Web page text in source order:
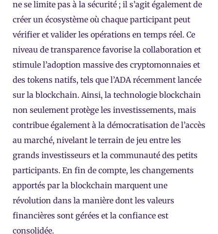
ne se limite pas à la sécurité ; il s’agit également de
créer un écosystème où chaque participant peut
vérifier et valider les opérations en temps réel. Ce
niveau de transparence favorise la collaboration et
stimule l’adoption massive des cryptomonnaies et
des tokens natifs, tels que l’ADA récemment lancée
sur la blockchain. Ainsi, la technologie blockchain
non seulement protège les investissements, mais
contribue également à la démocratisation de l’accès
au marché, nivelant le terrain de jeu entre les
grands investisseurs et la communauté des petits
participants. En fin de compte, les changements
apportés par la blockchain marquent une
révolution dans la manière dont les valeurs
financières sont gérées et la confiance est
consolidée.